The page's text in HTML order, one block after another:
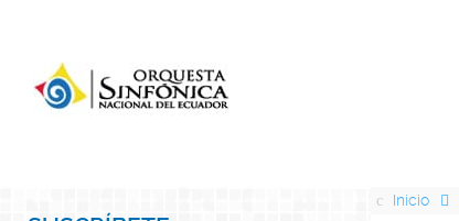
Inicio